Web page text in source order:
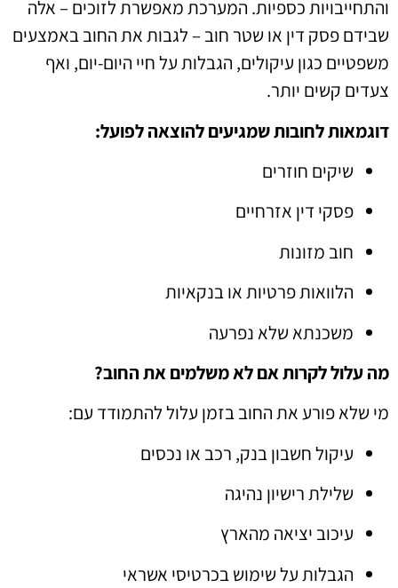
והתחייבויות כספיות. המערכת מאפשרת לזוכים – אלה
שבידם פסק דין או שטר חוב – לגבות את החוב באמצעים
משפטיים כגון עיקולים, הגבלות על חיי היום-יום, ואף
צעדים קשים יותר.
דוגמאות לחובות שמגיעים להוצאה לפועל:
שיקים חוזרים
פסקי דין אזרחיים
חוב מזונות
הלוואות פרטיות או בנקאיות
משכנתא שלא נפרעה
מה עלול לקרות אם לא משלמים את החוב?
מי שלא פורע את החוב בזמן עלול להתמודד עם:
עיקול חשבון בנק, רכב או נכסים
שלילת רישיון נהיגה
עיכוב יציאה מהארץ
הגבלות על שימוש בכרטיסי אשראי